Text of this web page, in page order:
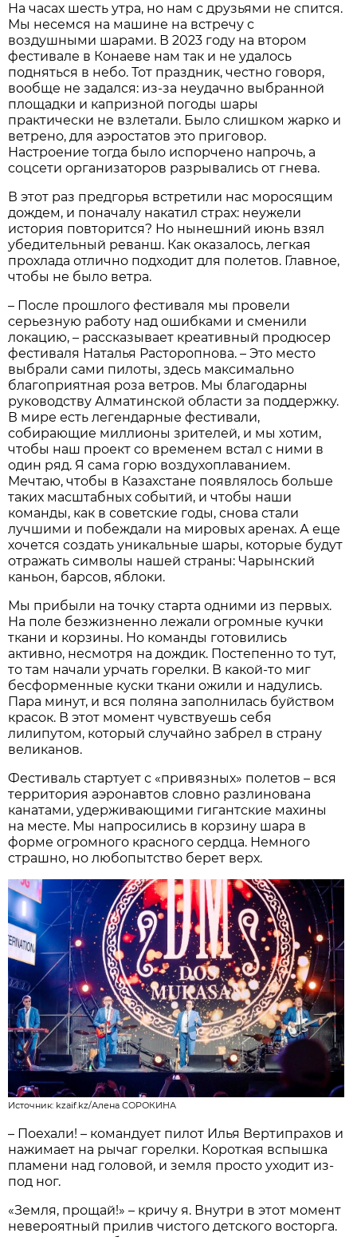
На часах шесть утра, но нам с друзьями не спится.
Мы несемся на машине на встречу с
воздушными шарами. В 2023 году на втором
фестивале в Конаеве нам так и не удалось
подняться в небо. Тот праздник, честно говоря,
вообще не задался: из-за неудачно выбранной
площадки и капризной погоды шары
практически не взлетали. Было слишком жарко и
ветрено, для аэростатов это приговор.
Настроение тогда было испорчено напрочь, а
соцсети организаторов разрывались от гнева.
В этот раз предгорья встретили нас моросящим
дождем, и поначалу накатил страх: неужели
история повторится? Но нынешний июнь взял
убедительный реванш. Как оказалось, легкая
прохлада отлично подходит для полетов. Главное,
чтобы не было ветра.
– После прошлого фестиваля мы провели
серьезную работу над ошибками и сменили
локацию, – рассказывает креативный продюсер
фестиваля Наталья Расторопнова. – Это место
выбрали сами пилоты, здесь максимально
благоприятная роза ветров. Мы благодарны
руководству Алматинской области за поддержку.
В мире есть легендарные фестивали,
собирающие миллионы зрителей, и мы хотим,
чтобы наш проект со временем встал с ними в
один ряд. Я сама горю воздухоплаванием.
Мечтаю, чтобы в Казахстане появлялось больше
таких масштабных событий, и чтобы наши
команды, как в советские годы, снова стали
лучшими и побеждали на мировых аренах. А еще
хочется создать уникальные шары, которые будут
отражать символы нашей страны: Чарынский
каньон, барсов, яблоки.
Мы прибыли на точку старта одними из первых.
На поле безжизненно лежали огромные кучки
ткани и корзины. Но команды готовились
активно, несмотря на дождик. Постепенно то тут,
то там начали урчать горелки. В какой-то миг
бесформенные куски ткани ожили и надулись.
Пара минут, и вся поляна заполнилась буйством
красок. В этот момент чувствуешь себя
лилипутом, который случайно забрел в страну
великанов.
Фестиваль стартует с «привязных» полетов – вся
территория аэронавтов словно разлинована
канатами, удерживающими гигантские махины
на месте. Мы напросились в корзину шара в
форме огромного красного сердца. Немного
страшно, но любопытство берет верх.
Источник: kzaif.kz/Алена СОРОКИНА
– Поехали! – командует пилот Илья Вертипрахов и
нажимает на рычаг горелки. Короткая вспышка
пламени над головой, и земля просто уходит из-
под ног.
«Земля, прощай!» – кричу я. Внутри в этот момент
невероятный прилив чистого детского восторга.